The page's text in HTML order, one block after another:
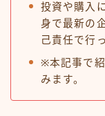
投資や購入
身で最新の
己責任で行
※本記事で
みます。